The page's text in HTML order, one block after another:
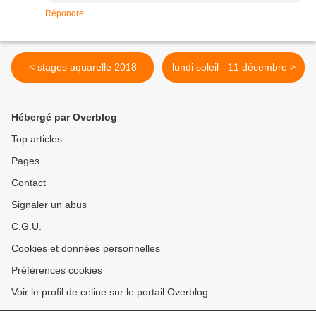
Répondre
< stages aquarelle 2018 lundi soleil - 11 décembre >
Hébergé par Overblog
Top articles
Pages
Contact
Signaler un abus
C.G.U.
Cookies et données personnelles
Préférences cookies
Voir le profil de celine sur le portail Overblog